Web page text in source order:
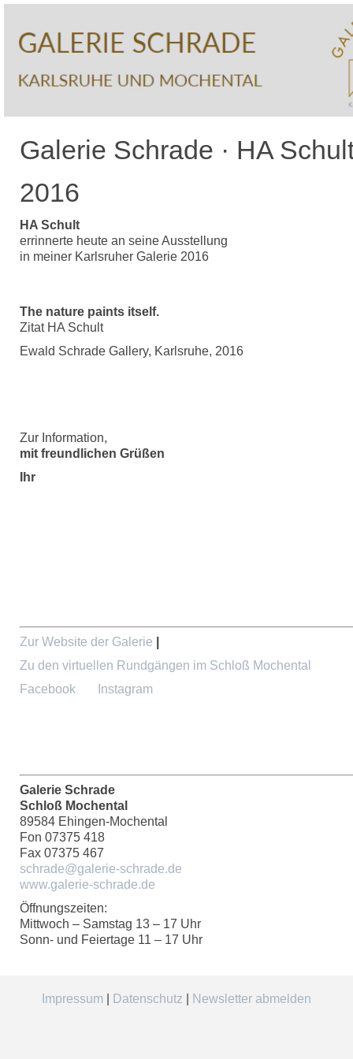
Galerie Schrade · HA
2016
HA Schult
errinnerte heute an seine Ausstellung
in meiner Karlsruher Galerie 2016
The nature paints itself.
Zitat HA Schult
Ewald Schrade Gallery, Karlsruhe, 2016
Zur Information,
mit freundlichen Grüßen
Ihr
Zur Website der Galerie
Zu den virtuellen Rundgängen im Schloß Mochental
Facebook
Instagram
Galerie Schrade
Schloß Mochental
89584 Ehingen-Mochental
Fon 07375 418
Fax 07375 467
schrade@galerie-schrade.de
www.galerie-schrade.de
Öffnungszeiten:
Mittwoch – Samstag 13 – 17 Uhr
Sonn- und Feiertage 11 – 17 Uhr
Impressum Datenschutz Newsletter abmelden